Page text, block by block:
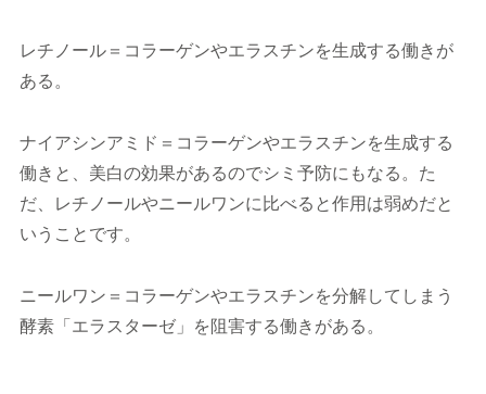
レチノール＝コラーゲンやエラスチンを生成する働きが
ある。
ナイアシンアミド＝コラーゲンやエラスチンを生成する
働きと、美白の効果があるのでシミ予防にもなる。た
だ、レチノールやニールワンに比べると作用は弱めだと
いうことです。
ニールワン＝コラーゲンやエラスチンを分解してしまう
酵素「エラスターゼ」を阻害する働きがある。